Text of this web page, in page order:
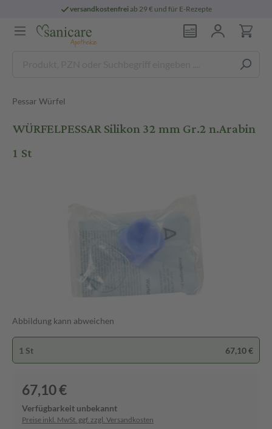
versandkostenfreiab 29 € und für E-Rezepte
Pessar Würfel
WÜRFELPESSAR Silikon 32 mm Gr.2 n.Arabin
1 St
Abbildung kann abweichen
1 St 67,10 €
67,10 €
Verfügbarkeit unbekannt
Preise inkl. MwSt. ggf. zzgl. Versandkosten